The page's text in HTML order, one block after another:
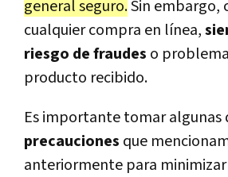
general seguro.Sin embargo,
cualquier compra en línea,
riesgo de fraudes o
producto recibido.
Es importante tomar algunas
precauciones que
anteriormente para minimizar